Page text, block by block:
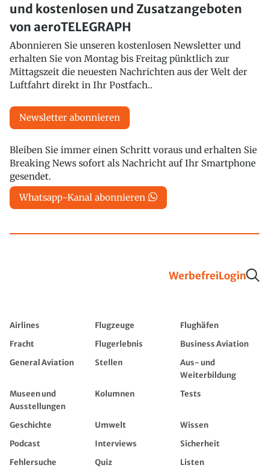
und kostenlosen und Zusatzangeboten
von aeroTELEGRAPH
Abonnieren Sie unseren kostenlosen Newsletter und
erhalten Sie von Montag bis Freitag pünktlich zur
Mittagszeit die neuesten Nachrichten aus der Welt der
Luftfahrt direkt in Ihr Postfach..
Newsletter abonnieren
Bleiben Sie immer einen Schritt voraus und erhalten Sie
Breaking News sofort als Nachricht auf Ihr Smartphone
gesendet.
Whatsapp-Kanal abonnieren
WerbefreiLogin
Airlines Flugzeuge
Flughäfen
Fracht
Flugerlebnis
Business Aviation
General Aviation
Stellen
Aus- und
Weiterbildung
Museen und
Ausstellungen
Kolumnen Tests
Geschichte Umwelt
Wissen
Podcast
Interviews
Sicherheit
Fehlersuche
Quiz
Listen